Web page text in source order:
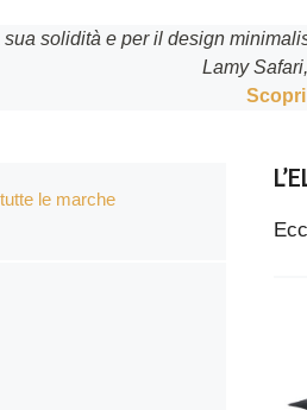
solidità e per il design
Lamy
le marche